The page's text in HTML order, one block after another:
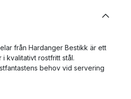
från Hardanger Bestikk är ett
kvalitativt rostfritt stål.
behov vid servering